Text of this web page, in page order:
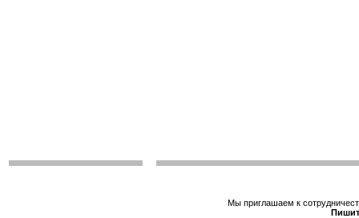
Мы приглашаем к